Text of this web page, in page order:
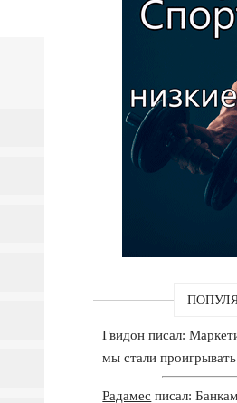
Гвидон писал:
мы стали проигрывать
Радамес писал: